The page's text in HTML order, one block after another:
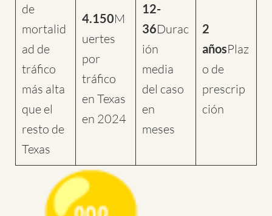
de
mortalid
ad de
tráfico
más alta
que el
resto de
Texas
4.150M
uertes
por
tráfico
en Texas
en 2024
12-
36Durac
ión
media
del caso
en
meses
2
añosPlaz
o de
prescrip
ción